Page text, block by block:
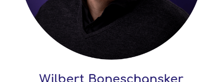
Wilbert Boneschansker